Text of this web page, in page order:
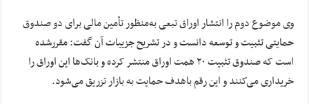
وی موضوع دوم را انتشار اوراق تبعی به‌منظور تأمین مالی برای دو صندوق
حمایتی تثبیت و توسعه دانست و در تشریح جزییات آن گفت: مقررشده
است که صندوق تثبیت ۲۰ همت اوراق منتشر کرده و بانک‌ها این اوراق را
خریداری می‌کنند و این رقم باهدف حمایت به بازار تزریق می‌شود.